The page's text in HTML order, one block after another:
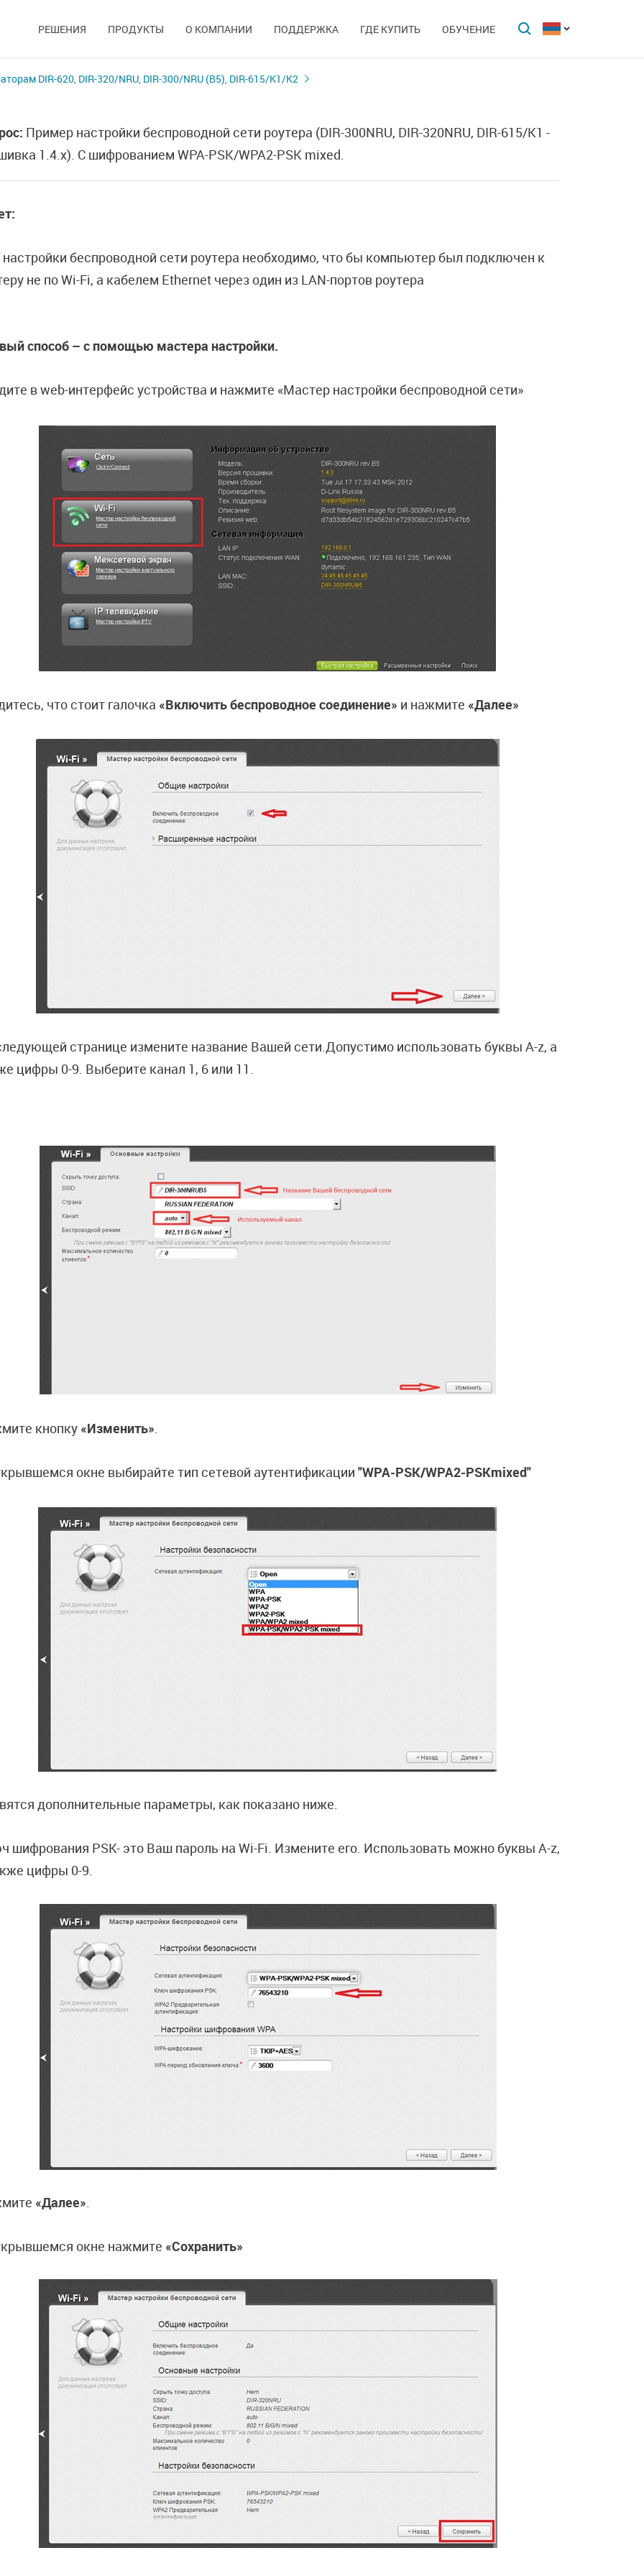
РЕШЕНИЯ ПРОДУКТЫ О КОМПАНИИ ПОДДЕРЖКА ГДЕ КУПИТЬ ОБУЧЕНИЕ
DIR-620, DIR-320/NRU, DIR-300/NRU (B5), DIR-615/K1/K2
Пример настройки беспроводной сети роутера (DIR-300NRU, DIR-320NRU, DIR-615/K1 -
1.4.x). С шифрованием WPA-PSK/WPA2-PSK mixed.
беспроводной сети роутера необходимо, что бы компьютер был подключен к
не по Wi-Fi, а кабелем Ethernet через один из LAN-портов роутера
способ – с помощью мастера настройки.
в web-интерфейс устройства и нажмите «Мастер настройки беспроводной сети»
что стоит галочка «Включить беспроводное соединение» и нажмите «Далее»
странице измените название Вашей сети.Допустимо использовать буквы A-z, а
цифры 0-9. Выберите канал 1, 6 или 11.
кнопку «Изменить».
окне выбирайте тип сетевой аутентификации "WPA-PSK/WPA2-PSKmixed"
дополнительные параметры, как показано ниже.
шифрования PSK- это Ваш пароль на Wi-Fi. Измените его. Использовать можно буквы A-z,
цифры 0-9.
«Далее».
окне нажмите «Сохранить»